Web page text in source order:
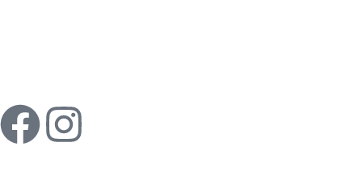
F I